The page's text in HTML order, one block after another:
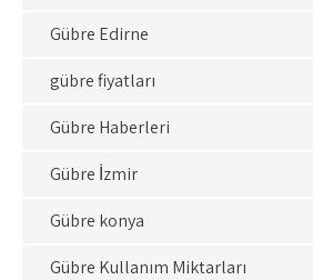
Gübre Edirne
gübre fiyatları
Gübre Haberleri
Gübre İzmir
Gübre konya
Gübre Kullanım Miktarları